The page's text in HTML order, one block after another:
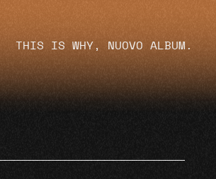
THIS IS WHY, NUOVO ALBUM.